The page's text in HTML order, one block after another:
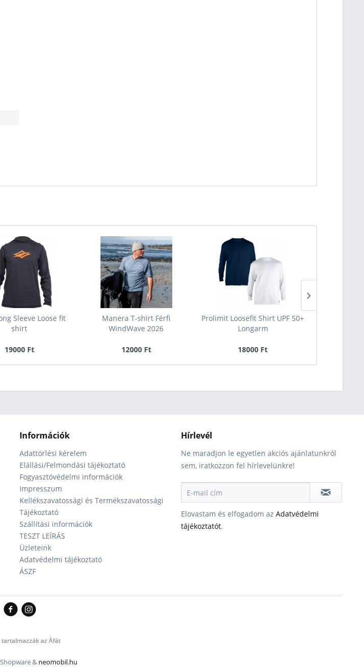
Sleeve Loose fit
shirt
19000 Ft
Manera T-shirt Férfi
WindWave 2026
12000 Ft
Prolimit Loosefit Shirt UPF 50+
Longarm
18000 Ft
Információk
Adattörlési kérelem
Elállási/Felmondási tájékoztató
Fogyasztóvédelmi információk
Impresszum
Kellékszavatossági és Termékszavatossági
Tájékoztató
Szállítási információk
TESZT LEÍRÁS
Üzleteink
Adatvédelmi tájékoztató
ÁSZF
Hírlevél
Ne maradjon le egyetlen akciós ajánlatunkról
sem, iratkozzon fel hírlevelünkre!
Elovastam és elfogadom az Adatvédelmi
tájékoztatót.
tartalmazzák az Áfát
& neomobil.hu